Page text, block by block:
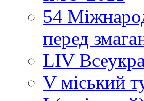
54
перед
LIV
V міський